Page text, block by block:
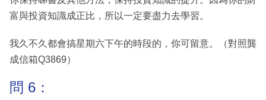
富與投資知識成正比，所以一定要盡力去學習。
我久不久都會搞星期六下午的時段的，你可留意。（對照龔
成信箱Q3869）
問 6：